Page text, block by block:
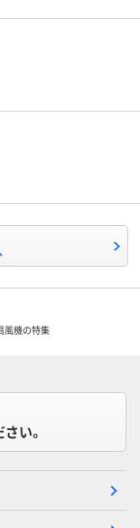
機の特集
い。